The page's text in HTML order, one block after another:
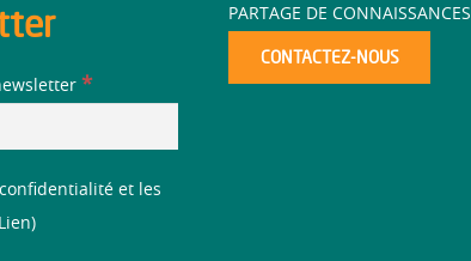
*
et les
Lien)
PARTAGE DE CONNAISSANCES
CONTACTEZ-NOUS